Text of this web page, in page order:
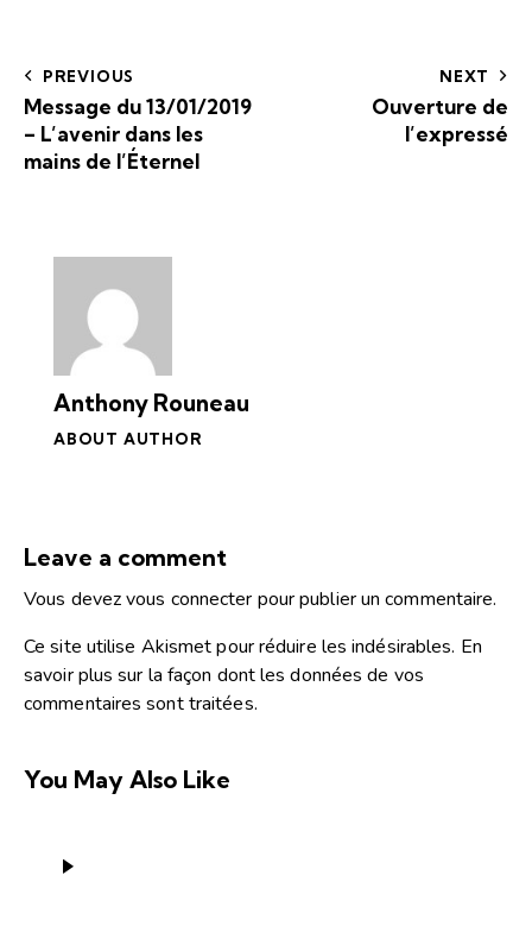
PREVIOUS
Message du 13/01/2019
– L’avenir dans les
mains de l’Éternel
NEXT
Ouverture de
l’expressé
Anthony Rouneau
ABOUT AUTHOR
Leave a comment
Vous devezvous connecter pour publier un commentaire.
Ce site utilise Akismet pour réduire les indésirables. En
savoir plus sur la façon dont les données de vos
commentaires sont traitées.
You May Also Like
audio